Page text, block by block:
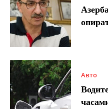
Авто